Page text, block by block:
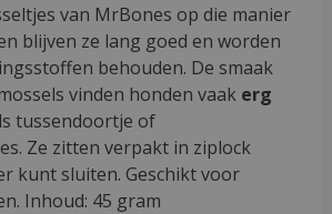
van MrBones op die manier
blijven ze lang goed en worden
behouden. De smaak
vinden honden vaak erg
tussendoortje of
Ze zitten verpakt in ziplock
kunt sluiten. Geschikt voor
Inhoud: 45 gram